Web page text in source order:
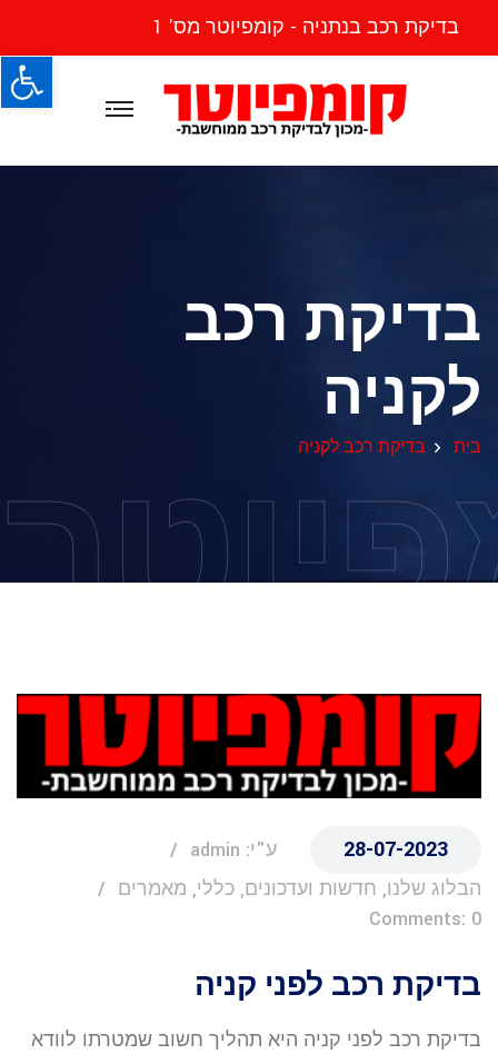
בדיקת רכב בנתניה - קומפיוטר מס' 1
בדיקת רכב
לקניה
בית בדיקת רכב לקניה
28-07-2023
ע"י: admin
הבלוג שלנו, חדשות ועדכונים, כללי, מאמרים
Comments: 0
בדיקת רכב לפני קניה
בדיקת רכב לפני קניה היא תהליך חשוב שמטרתו לוודא